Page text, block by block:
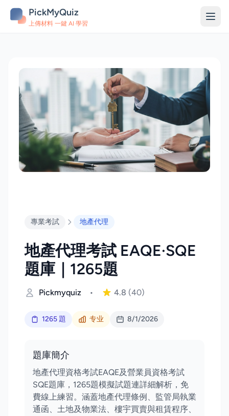
PickMyQuiz
上傳材料 一鍵 AI 學習
專業考試 地產代理
地產代理考試 EAQE·SQE
題庫｜1265題
Pickmyquiz • 4.8 (40)
1265 題 专业 8/1/2026
題庫簡介
地產代理資格考試EAQE及營業員資格考試
SQE題庫，1265題模擬試題連詳細解析，免
費線上練習。涵蓋地產代理條例、監管局執業
通函、土地及物業法、樓宇買賣與租賃程序、